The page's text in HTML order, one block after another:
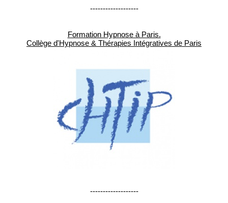
-------------------
Formation Hypnose à Paris.
Collège d'Hypnose & Thérapies Intégratives de Paris
-------------------